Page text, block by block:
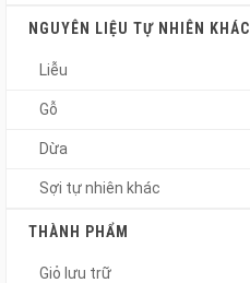
NGUYÊN LIỆU TỰ NHIÊN KHÁC
Liễu
Gỗ
Dừa
Sợi tự nhiên khác
THÀNH PHẨM
Giỏ lưu trữ